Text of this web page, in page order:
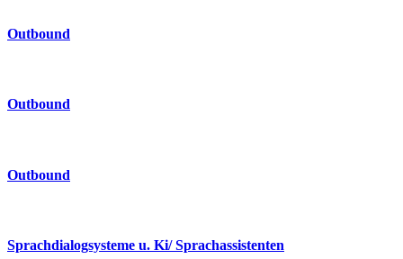
Outbound
Outbound
Outbound
Sprachdialogsysteme u. Ki/ Sprachassistenten